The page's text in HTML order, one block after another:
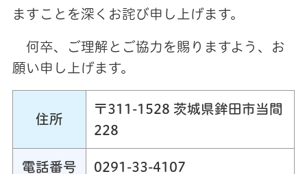
ますことを深くお詫び申し上げます。
何卒、ご理解とご協力を賜りますよう、お
願い申し上げます。
住所
〒311-1528 茨城県鉾田市当間
228
電話番号 0291-33-4107